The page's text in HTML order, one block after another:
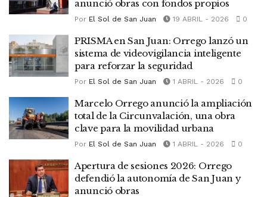
anunció obras con fondos propios
Por El Sol de San Juan 19 ABRIL - 2026 0
PRISMA en San Juan: Orrego lanzó un
sistema de videovigilancia inteligente
para reforzar la seguridad
Por El Sol de San Juan 1 ABRIL - 2026 0
Marcelo Orrego anunció la ampliación
total de la Circunvalación, una obra
clave para la movilidad urbana
Por El Sol de San Juan 1 ABRIL - 2026 0
Apertura de sesiones 2026: Orrego
defendió la autonomía de San Juan y
anunció obras